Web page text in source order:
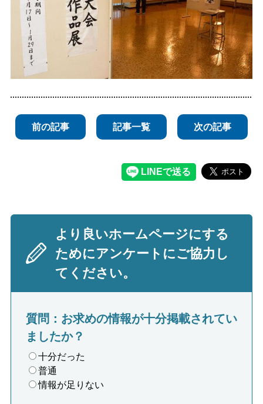
閉じる
前の記事 記事一覧 次の記事
より良いホームページにする
ためにアンケートにご協力し
てください。
質問：お求めの情報が十分掲載されてい
ましたか？
十分だった
普通
情報が足りない